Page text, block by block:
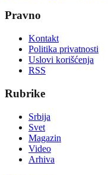
Pravno
Kontakt
Politika privatnosti
Uslovi korišćenja
RSS
Rubrike
Srbija
Svet
Magazin
Video
Arhiva